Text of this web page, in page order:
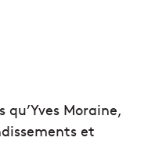
Moraine,
et